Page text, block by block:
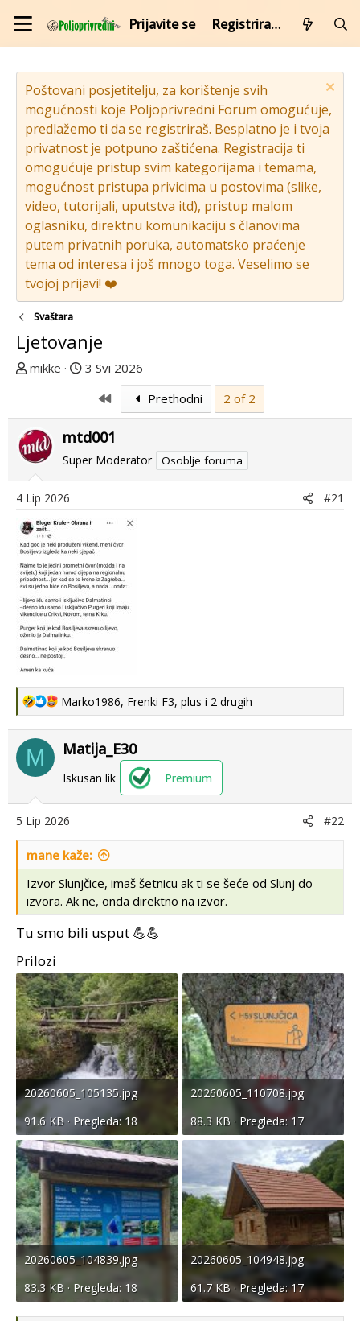
Prijavite se Registrirajte se
Poštovani posjetitelju, za korištenje svih
mogućnosti koje Poljoprivredni Forum omogućuje,
predlažemo ti da se registriraš. Besplatno je i tvoja
privatnost je potpuno zaštićena. Registracija ti
omogućuje pristup svim kategorijama i temama,
mogućnost pristupa privicima u postovima (slike,
video, tutorijali, uputstva itd), pristup malom
oglasniku, direktnu komunikaciju s članovima
putem privatnih poruka, automatsko praćenje
tema od interesa i još mnogo toga. Veselimo se
tvojoj prijavi! ❤️
Svaštara
Ljetovanje
T
u
p
o
r
e
n
u
o
mikke
D
u
m
p
o
g
p
o
s
t
a
3 Svi 2026
First
Prethodni 2 of 2
mtd001
Super Moderator Osoblje foruma
4 Lip 2026 #21
R
e
a
c
o
n
s
Marko1986, Frenki F3, plus i 2 drugih
M Matija_E30
Iskusan lik Premium
5 Lip 2026 #22
mane kaže:
Izvor Slunjčice, imaš šetnicu ak ti se šeće od Slunj do
izvora. Ak ne, onda direktno na izvor.
Tu smo bili usput 💪💪
Prilozi
20260605_105135.jpg
91.6 KB · Pregleda: 18
20260605_110708.jpg
88.3 KB · Pregleda: 17
20260605_104839.jpg
83.3 KB · Pregleda: 18
20260605_104948.jpg
61.7 KB · Pregleda: 17